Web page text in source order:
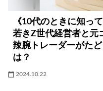
《10代のときに知っ
若きZ世代経営者と元
辣腕トレーダーがた
は？
2024.10.22